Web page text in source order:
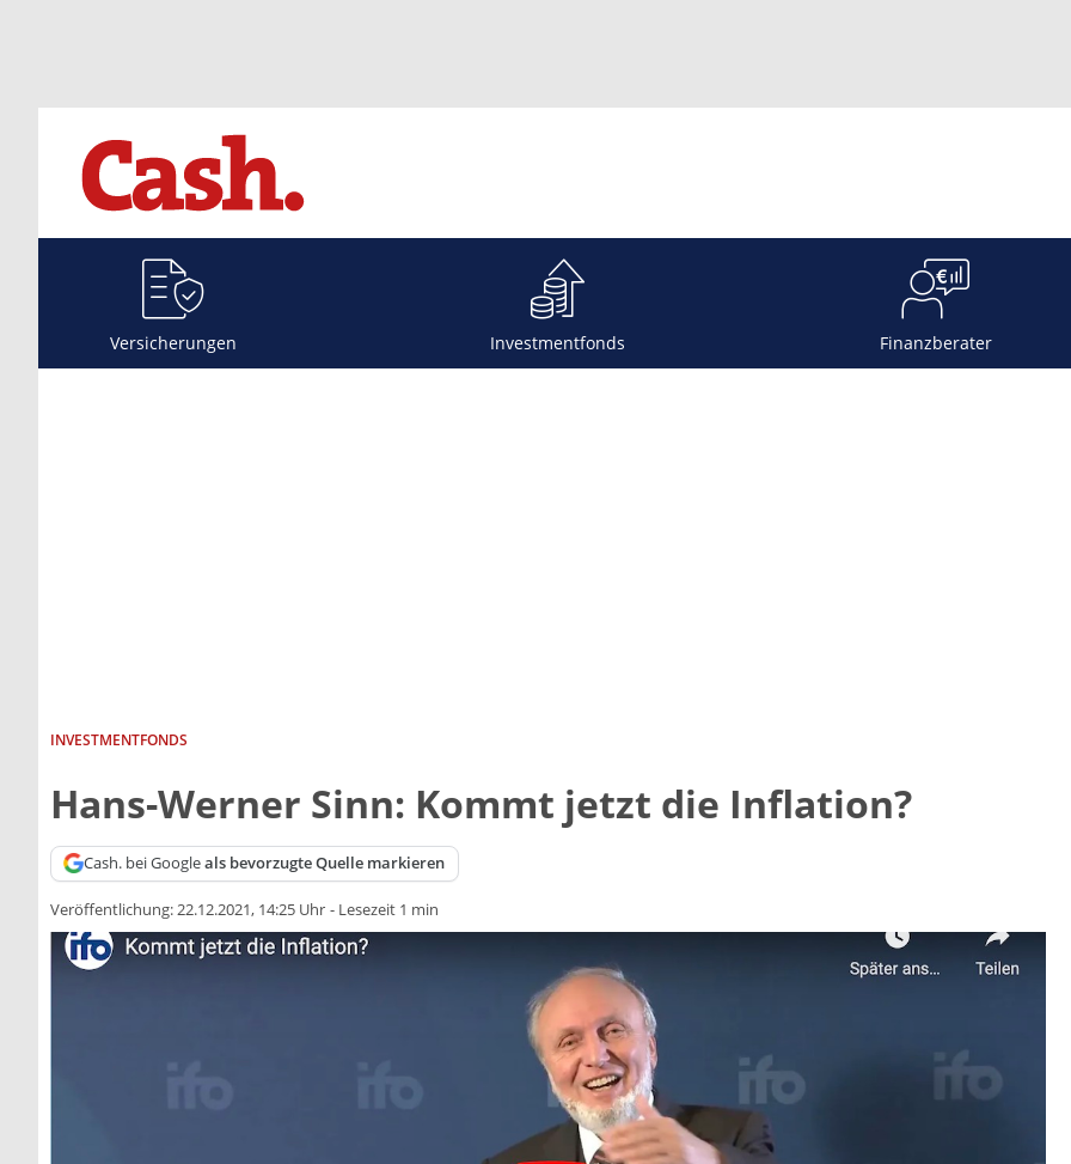
Versicherungen Investmentfonds Finanzberater
INVESTMENTFONDS
Hans-Werner Sinn: Kommt jetzt die Inflation?
Cash. bei Googleals bevorzugte Quelle markieren
Veröffentlichung:22.12.2021, 14:25 Uhr - Lesezeit 1 min